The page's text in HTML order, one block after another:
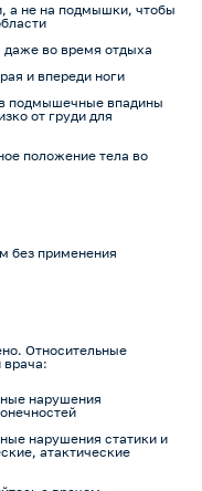
а не на подмышки, чтобы
во время отдыха
и впереди ноги
подмышечные впадины
от груди для
положение тела во
без применения
Относительные
врача:
нарушения
нарушения статики и
атактические